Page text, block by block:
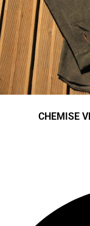
CHEMISE